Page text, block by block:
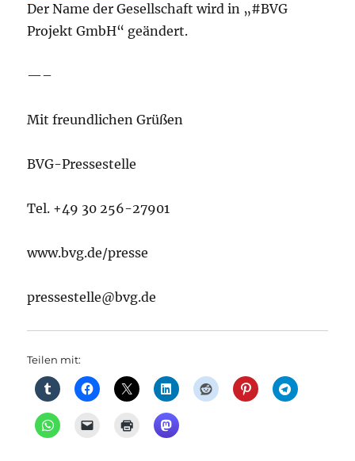
Der Name der Gesellschaft wird in „#BVG
Projekt GmbH“ geändert.
—–
Mit freundlichen Grüßen
BVG-Pressestelle
Tel. +49 30 256-27901
www.bvg.de/presse
pressestelle@bvg.de
Teilen mit: